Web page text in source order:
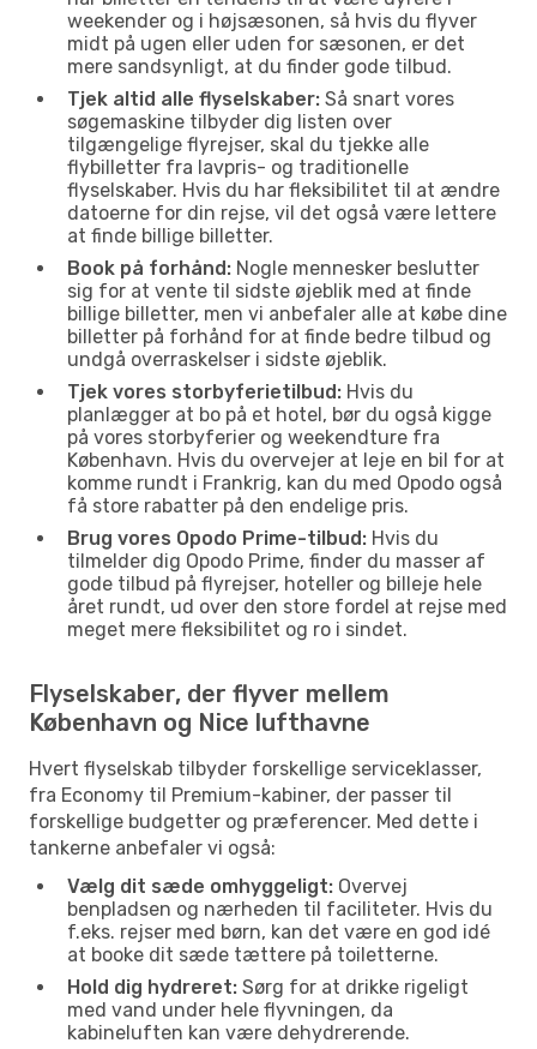
weekender og i højsæsonen, så hvis du flyver
midt på ugen eller uden for sæsonen, er det
mere sandsynligt, at du finder gode tilbud.
Tjek altid alle flyselskaber: Så snart vores
søgemaskine tilbyder dig listen over
tilgængelige flyrejser, skal du tjekke alle
flybilletter fra lavpris- og traditionelle
flyselskaber. Hvis du har fleksibilitet til at ændre
datoerne for din rejse, vil det også være lettere
at finde billige billetter.
Book på forhånd: Nogle mennesker beslutter
sig for at vente til sidste øjeblik med at finde
billige billetter, men vi anbefaler alle at købe dine
billetter på forhånd for at finde bedre tilbud og
undgå overraskelser i sidste øjeblik.
Tjek vores storbyferietilbud: Hvis du
planlægger at bo på et hotel, bør du også kigge
på vores storbyferier og weekendture fra
København. Hvis du overvejer at leje en bil for at
komme rundt i Frankrig, kan du med Opodo også
få store rabatter på den endelige pris.
Brug vores Opodo Prime-tilbud: Hvis du
tilmelder dig Opodo Prime, finder du masser af
gode tilbud på flyrejser, hoteller og billeje hele
året rundt, ud over den store fordel at rejse med
meget mere fleksibilitet og ro i sindet.
Flyselskaber, der flyver mellem
København og Nice lufthavne
Hvert flyselskab tilbyder forskellige serviceklasser,
fra Economy til Premium-kabiner, der passer til
forskellige budgetter og præferencer. Med dette i
tankerne anbefaler vi også:
Vælg dit sæde omhyggeligt: Overvej
benpladsen og nærheden til faciliteter. Hvis du
f.eks. rejser med børn, kan det være en god idé
at booke dit sæde tættere på toiletterne.
Hold dig hydreret: Sørg for at drikke rigeligt
med vand under hele flyvningen, da
kabineluften kan være dehydrerende.